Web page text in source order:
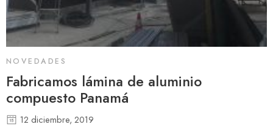
NOVEDADES
Fabricamos lámina de aluminio
compuesto Panamá
12 diciembre, 2019